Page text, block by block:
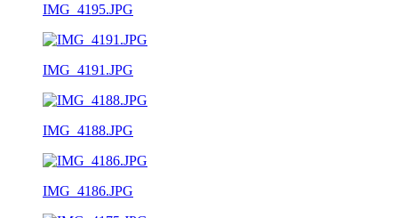
IMG_4195.JPG
IMG_4191.JPG
IMG_4188.JPG
IMG_4186.JPG